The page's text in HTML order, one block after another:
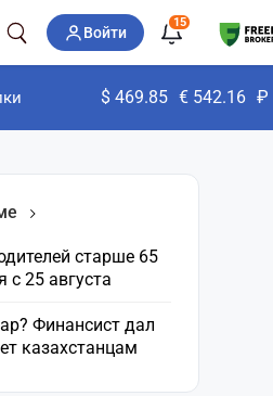
Войти
15
$ 469.85 € 542.16 ₽
старше 65
с 25 августа
Финансист дал
казахстанцам